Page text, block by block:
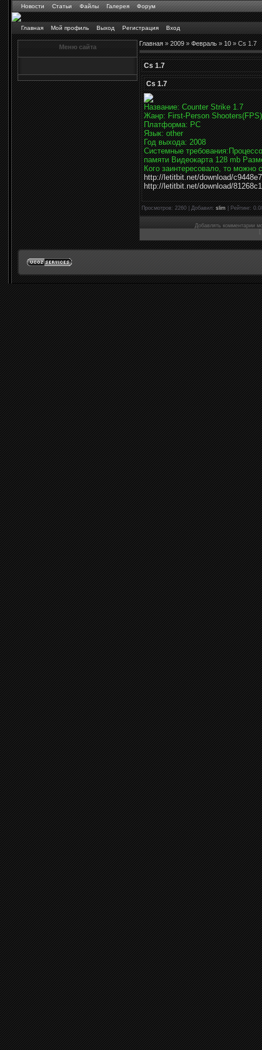
Новости Статьи Файлы Галерея Форум
Главная Мой профиль Выход Регистрация Вход
Меню сайта Главная»2009 » Февраль » 10» Cs 1.7
Cs 1.7
Cs 1.7
Название: Counter Strike 1.7
Жанр: First-Person Shooters(FPS)
Платформа: PC
Язык: other
Год выхода: 2008
Cистемные
памяти Видеокарта 128 mb
Кого заинтересовало, то можно
http://letitbit.net/download/
http://letitbit.net/download/
Просмотров: 2260 |Добавил:slim|Рейтинг:0.0/
Добавлять комментарии